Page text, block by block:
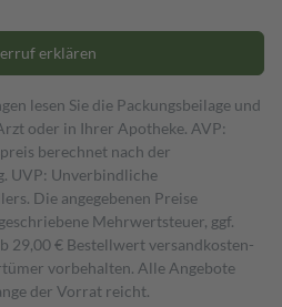
erklären
lesen Sie die Packungsbeilage und
oder in Ihrer Apotheke. AVP:
berechnet nach der
UVP: Unverbindliche
Die angegebenen Preise
Mehrwertsteuer, ggf.
29,00 € Bestell­wert versand­kosten­
vorbehalten. Alle Angebote
der Vorrat reicht.